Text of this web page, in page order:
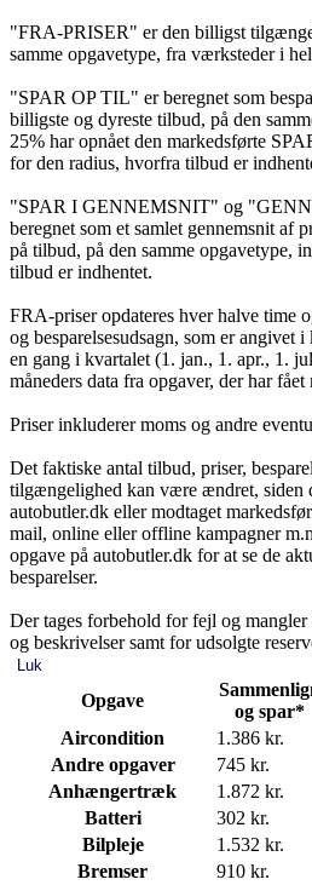
"FRA-PRISER" er den billigst
samme opgavetype, fra værksteder i
"SPAR OP TIL" er beregnet som
billigste og dyreste tilbud, på den
25% har opnået den markedsførte
for den radius, hvorfra tilbud er
"SPAR I GENNEMSNIT" og
beregnet som et samlet gennemsnit af
på tilbud, på den samme opgavetype,
tilbud er indhentet.
FRA-priser opdateres hver halve time
og besparelsesudsagn, som er angivet
en gang i kvartalet (1. jan., 1. apr., 1.
måneders data fra opgaver, der har
Priser inkluderer moms og andre
Det faktiske antal tilbud, priser,
tilgængelighed kan være ændret, siden
autobutler.dk eller modtaget
mail, online eller offline kampagner
opgave på autobutler.dk for at se de
besparelser.
Der tages forbehold for fejl og
og beskrivelser samt for udsolgte
Luk
Opgave
og spar*
Aircondition
1.386 kr.
Andre opgaver
745 kr.
Anhængertræk
1.872 kr.
Batteri
302 kr.
Bilpleje
1.532 kr.
Bremser
910 kr.